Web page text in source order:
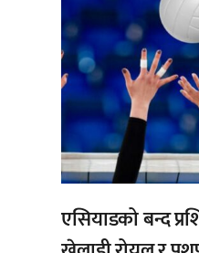
एसियाडको बन्द